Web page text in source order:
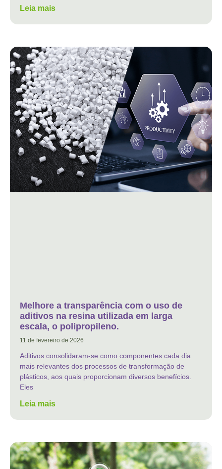
Leia mais
Melhore a transparência com o uso de
aditivos na resina utilizada em larga
escala, o polipropileno.
11 de fevereiro de 2026
Aditivos consolidaram-se como componentes cada dia
mais relevantes dos processos de transformação de
plásticos, aos quais proporcionam diversos benefícios.
Eles
Leia mais